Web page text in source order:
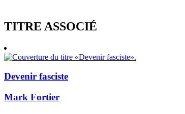
TITRE ASSOCIÉ
Devenir fasciste
Mark Fortier